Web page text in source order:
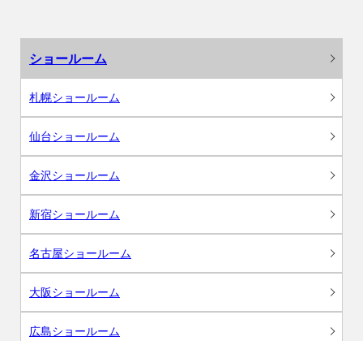
ショールーム
札幌ショールーム
仙台ショールーム
金沢ショールーム
新宿ショールーム
名古屋ショールーム
大阪ショールーム
広島ショールーム